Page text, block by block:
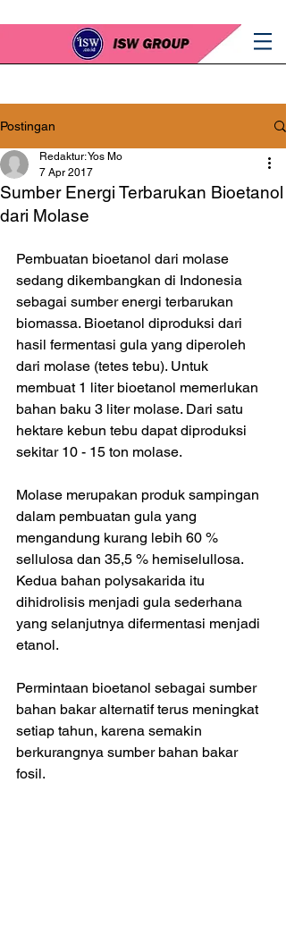
Postingan
Sumber Energi Terbarukan Bioetanol
dari Molase
Redaktur: Yos Mo
7 Apr 2017
Pembuatan bioetanol dari molase
sedang dikembangkan di Indonesia
sebagai sumber energi terbarukan
biomassa. Bioetanol diproduksi dari
hasil fermentasi gula yang diperoleh
dari molase (tetes tebu). Untuk
membuat 1 liter bioetanol memerlukan
bahan baku 3 liter molase. Dari satu
hektare kebun tebu dapat diproduksi
sekitar 10 - 15 ton molase.
Molase merupakan produk sampingan
dalam pembuatan gula yang
mengandung kurang lebih 60 %
sellulosa dan 35,5 % hemiselullosa.
Kedua bahan polysakarida itu
dihidrolisis menjadi gula sederhana
yang selanjutnya difermentasi menjadi
etanol.
Permintaan bioetanol sebagai sumber
bahan bakar alternatif terus meningkat
setiap tahun, karena semakin
berkurangnya sumber bahan bakar
fosil.